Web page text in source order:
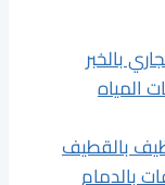
بالخبر
المياه
بالقطيف
بالدمام